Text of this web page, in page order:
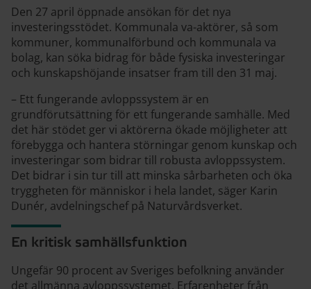
Den 27 april öppnade ansökan för det nya
investeringsstödet. Kommunala va-aktörer, så som
kommuner, kommunalförbund och kommunala va
bolag, kan söka bidrag för både fysiska investeringar
och kunskapshöjande insatser fram till den 31 maj.
– Ett fungerande avloppssystem är en
grundförutsättning för ett fungerande samhälle. Med
det här stödet ger vi aktörerna ökade möjligheter att
förebygga och hantera störningar genom kunskap och
investeringar som bidrar till robusta avloppssystem.
Det bidrar i sin tur till att minska sårbarheten och öka
tryggheten för människor i hela landet, säger Karin
Dunér, avdelningschef på Naturvårdsverket.
En kritisk samhällsfunktion
Ungefär 90 procent av Sveriges befolkning använder
det allmänna avloppssystemet. Erfarenheter från